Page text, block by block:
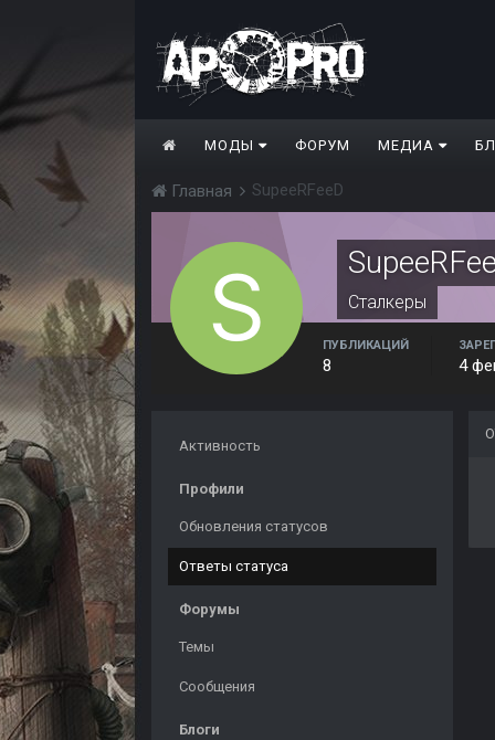
МОДЫ ФОРУМ МЕДИА
Главная SupeeRFeeD
Сталкеры
ПУБЛИКАЦИЙ
8 4
Активность
Профили
Обновления статусов
Ответы статуса
Форумы
Темы
Сообщения
Блоги